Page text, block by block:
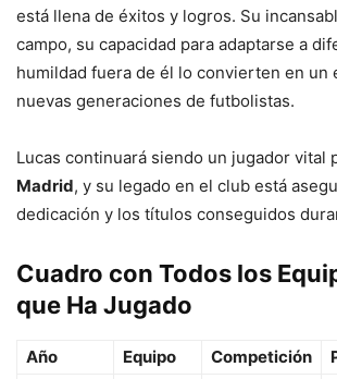
está llena de éxitos y logros. Su
campo, su capacidad para adaptarse a
humildad fuera de él lo convierten en un
nuevas generaciones de futbolistas.
Lucas continuará siendo un jugador vital
Madrid, y su legado en el club está
dedicación y los títulos conseguidos
Cuadro con Todos los
que Ha Jugado
Año Equipo Competición